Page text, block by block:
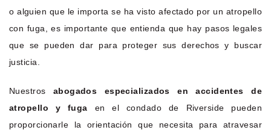
o alguien que le importa se ha visto afectado por un atropello
con fuga, es importante que entienda que hay pasos legales
que se pueden dar para proteger sus derechos y buscar
justicia.
Nuestros abogados especializados en accidentes de
atropello y fuga en el condado de Riverside pueden
proporcionarle la orientación que necesita para atravesar